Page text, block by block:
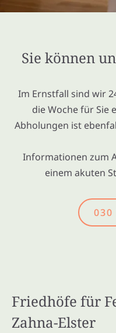
Sie können
Im Ernstfall sind wir
die Woche für Sie
Abholungen ist
Informationen zum
einem akuten
030
Friedhöfe für
Zahna-Elster